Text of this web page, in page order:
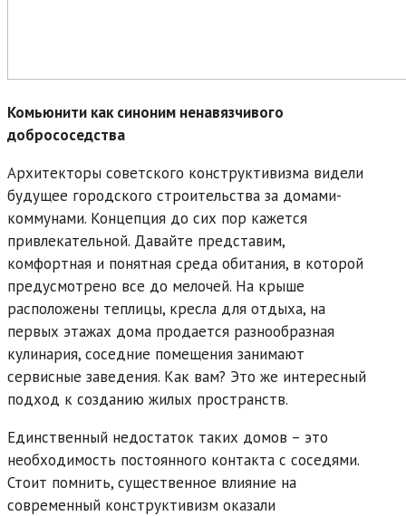
Комьюнити как синоним ненавязчивого
добрососедства
Архитекторы советского конструктивизма видели
будущее городского строительства за домами-
коммунами. Концепция до сих пор кажется
привлекательной. Давайте представим,
комфортная и понятная среда обитания, в которой
предусмотрено все до мелочей. На крыше
расположены теплицы, кресла для отдыха, на
первых этажах дома продается разнообразная
кулинария, соседние помещения занимают
сервисные заведения. Как вам? Это же интересный
подход к созданию жилых пространств.
Единственный недостаток таких домов – это
необходимость постоянного контакта с соседями.
Стоит помнить, существенное влияние на
современный конструктивизм оказали